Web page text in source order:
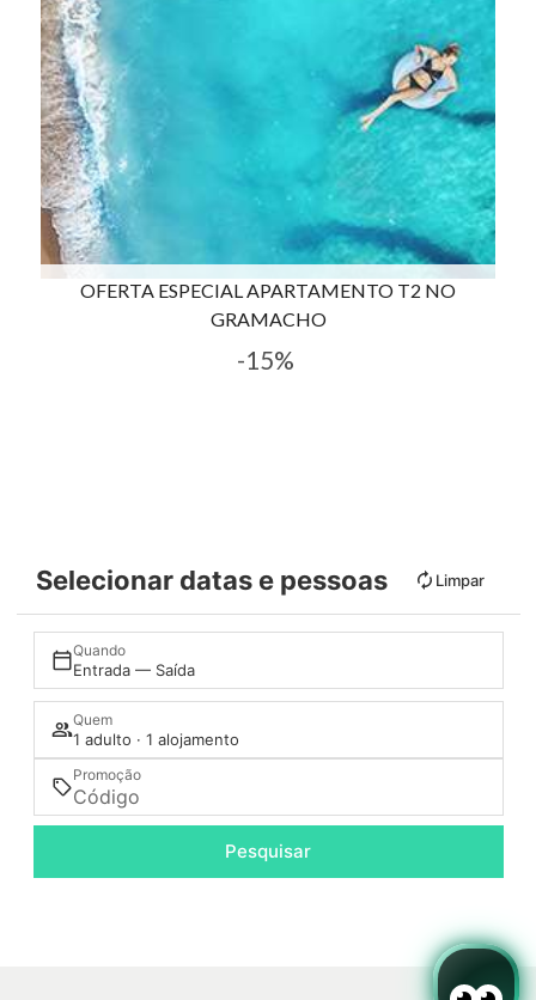
OFERTA ESPECIAL APARTAMENTO T2 NO
GRAMACHO
-15%
Selecionar datas e pessoas Limpar
Quando
Entrada — Saída
Quem
1 adulto · 1 alojamento
Promoção
Pesquisar